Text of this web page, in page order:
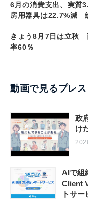
6月の消費支出、実質
房用器具は22.7%減
きょう8月7日は立秋
率60％
動画で見るプレ
政
け
AIで組
Client
トサ